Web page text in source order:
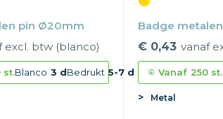
pin Ø20mm
excl. btw (blanco)
st.Blanco 3 dBedrukt 5-7 d
Badge
€ 0,43 vanaf
Vanaf 250 st.
Metal